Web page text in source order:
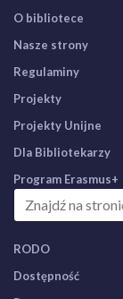
O bibliotece
Nasze strony
Regulaminy
Projekty
Projekty Unijne
Dla Bibliotekarzy
Program Erasmus+
RODO
Dostępność